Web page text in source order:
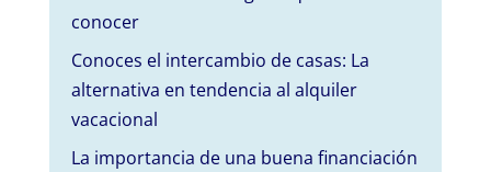
conocer
Conoces el intercambio de casas: La
alternativa en tendencia al alquiler
vacacional
La importancia de una buena financiación